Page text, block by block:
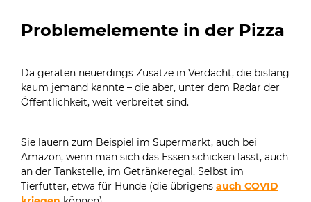
Problemelemente in der Pizza
Da geraten neuerdings Zusätze in Verdacht, die bislang
kaum jemand kannte – die aber, unter dem Radar der
Öffentlichkeit, weit verbreitet sind.
Sie lauern zum Beispiel im Supermarkt, auch bei
Amazon, wenn man sich das Essen schicken lässt, auch
an der Tankstelle, im Getränkeregal. Selbst im
Tierfutter, etwa für Hunde (die übrigens auch COVID